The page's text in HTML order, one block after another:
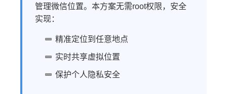
虚拟位置
管理微信位置。本方案无需root权限，安全
实现：
精准定位到任意地点
实时共享虚拟位置
保护个人隐私安全